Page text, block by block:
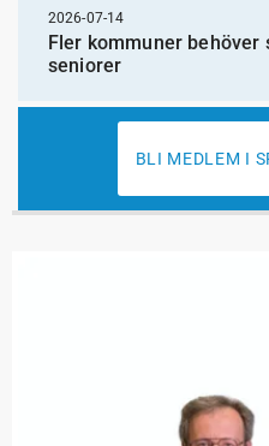
2026-07-14
Fler kommuner
seniorer
BLI MEDLEM I